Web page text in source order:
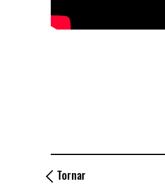
Tornar